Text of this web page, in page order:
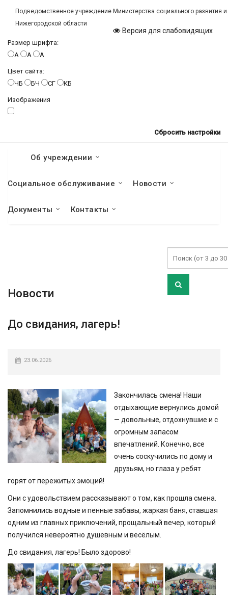
Подведомственное учреждение Министерства социального развития
Нижегородской области
Версия для слабовидящих
Размер шрифта:
A
A A
Цвет сайта:
ЧБ
БЧ СГ КБ
Изображения
Сбросить настройки
Об учреждении
Социальное обслуживание Новости
Документы Контакты
Новости
До свидания, лагерь!
23.06.2026
Закончилась смена! Наши
отдыхающие вернулись домой
— довольные, отдохнувшие и с
огромным запасом
впечатлений. Конечно, все
очень соскучились по дому и
друзьям, но глаза у ребят
горят от пережитых эмоций!
Они с удовольствием рассказывают о том, как прошла смена.
Запомнились водные и пенные забавы, жаркая баня, ставшая
одним из главных приключений, прощальный вечер, который
получился невероятно душевным и весёлым.
До свидания, лагерь! Было здорово!